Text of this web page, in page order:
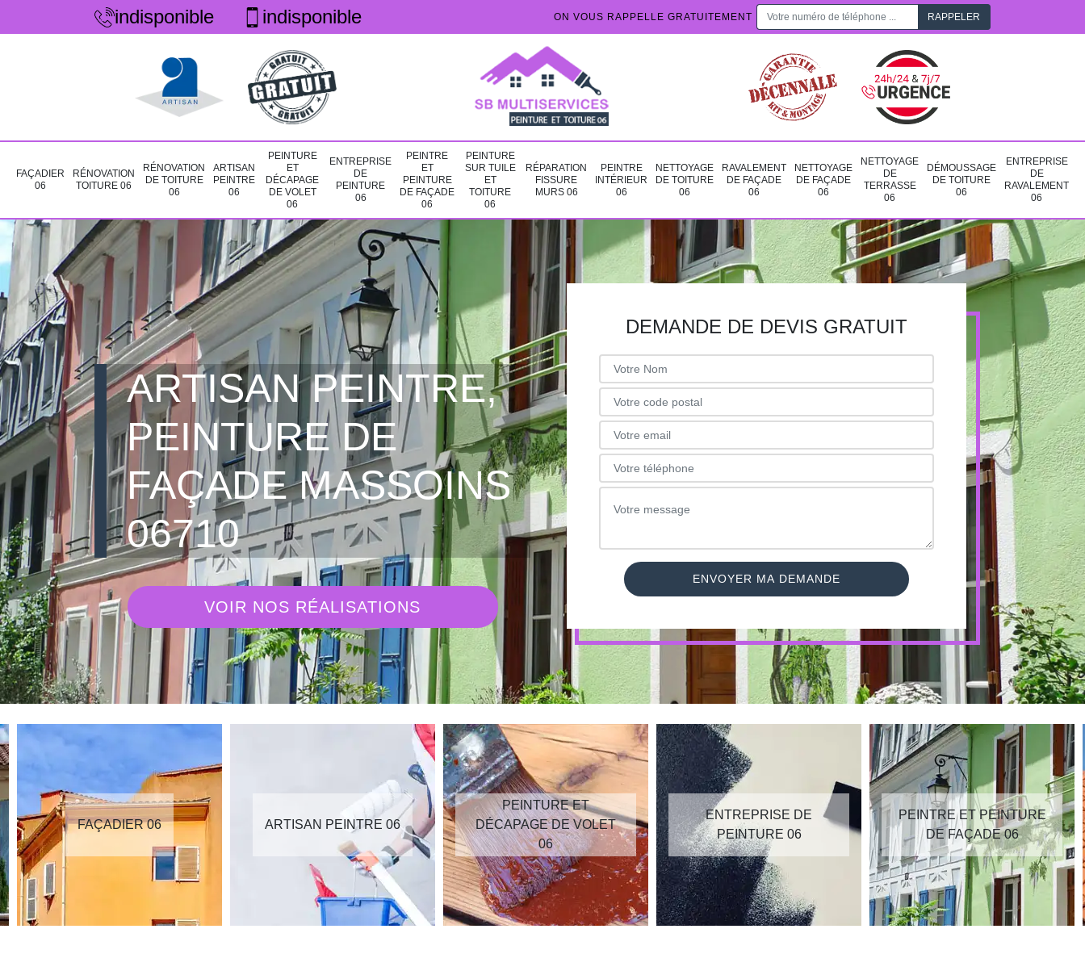
indisponible indisponible ON VOUS RAPPELLE GRATUITEMENT
FAÇADIER
06
RÉNOVATION
TOITURE 06
RÉNOVATION
DE TOITURE
06
ARTISAN
PEINTRE
06
PEINTURE
ET
DÉCAPAGE
DE VOLET
06
ENTREPRISE
DE
PEINTURE
06
PEINTRE
ET
PEINTURE
DE FAÇADE
06
PEINTURE
SUR TUILE
ET
TOITURE
06
RÉPARATION
FISSURE
MURS 06
PEINTRE
INTÉRIEUR
06
NETTOYAGE
DE TOITURE
06
RAVALEMENT
DE FAÇADE
06
NETTOYAGE
DE FAÇADE
06
NETTOYAGE
DE
TERRASSE
06
DÉMOUSSAGE
DE TOITURE
06
ENTREPRISE
DE
RAVALEMENT
06
ARTISAN PEINTRE,
PEINTURE DE
FAÇADE MASSOINS
06710
VOIR NOS RÉALISATIONS
DEMANDE DE DEVIS GRATUIT
FAÇADIER 06 ARTISAN PEINTRE 06
PEINTURE ET
DÉCAPAGE DE VOLET
06
ENTREPRISE DE
PEINTURE 06
PEINTRE ET PEINTURE
DE FAÇADE 06